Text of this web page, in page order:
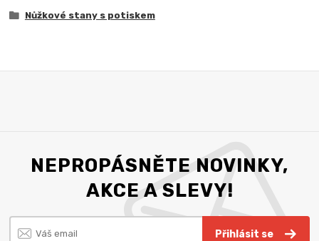
Nůžkové stany s potiskem
NEPROPÁSNĚTE NOVINKY,
AKCE A SLEVY!
Přihlásit se